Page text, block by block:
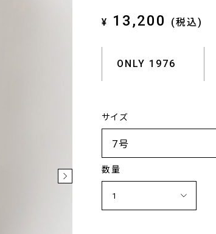
¥ 13,200 (税込)
ONLY 1976
サイズ
数量